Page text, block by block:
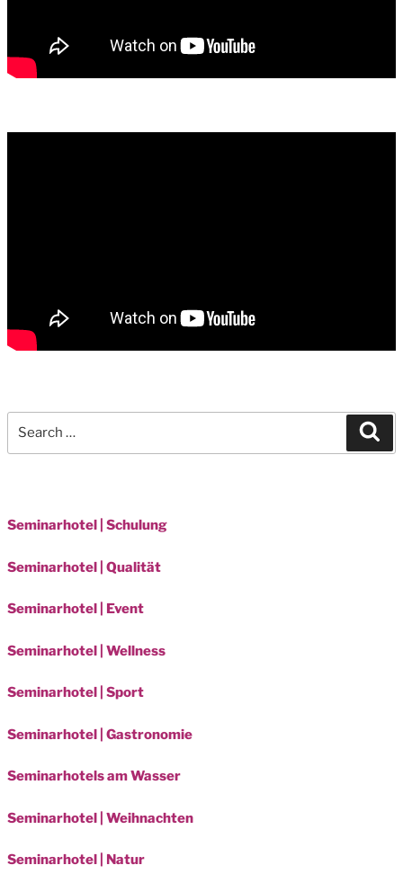
Seminarhotel | Schulung
Seminarhotel | Qualität
Seminarhotel | Event
Seminarhotel | Wellness
Seminarhotel | Sport
Seminarhotel | Gastronomie
Seminarhotels am Wasser
Seminarhotel | Weihnachten
Seminarhotel | Natur